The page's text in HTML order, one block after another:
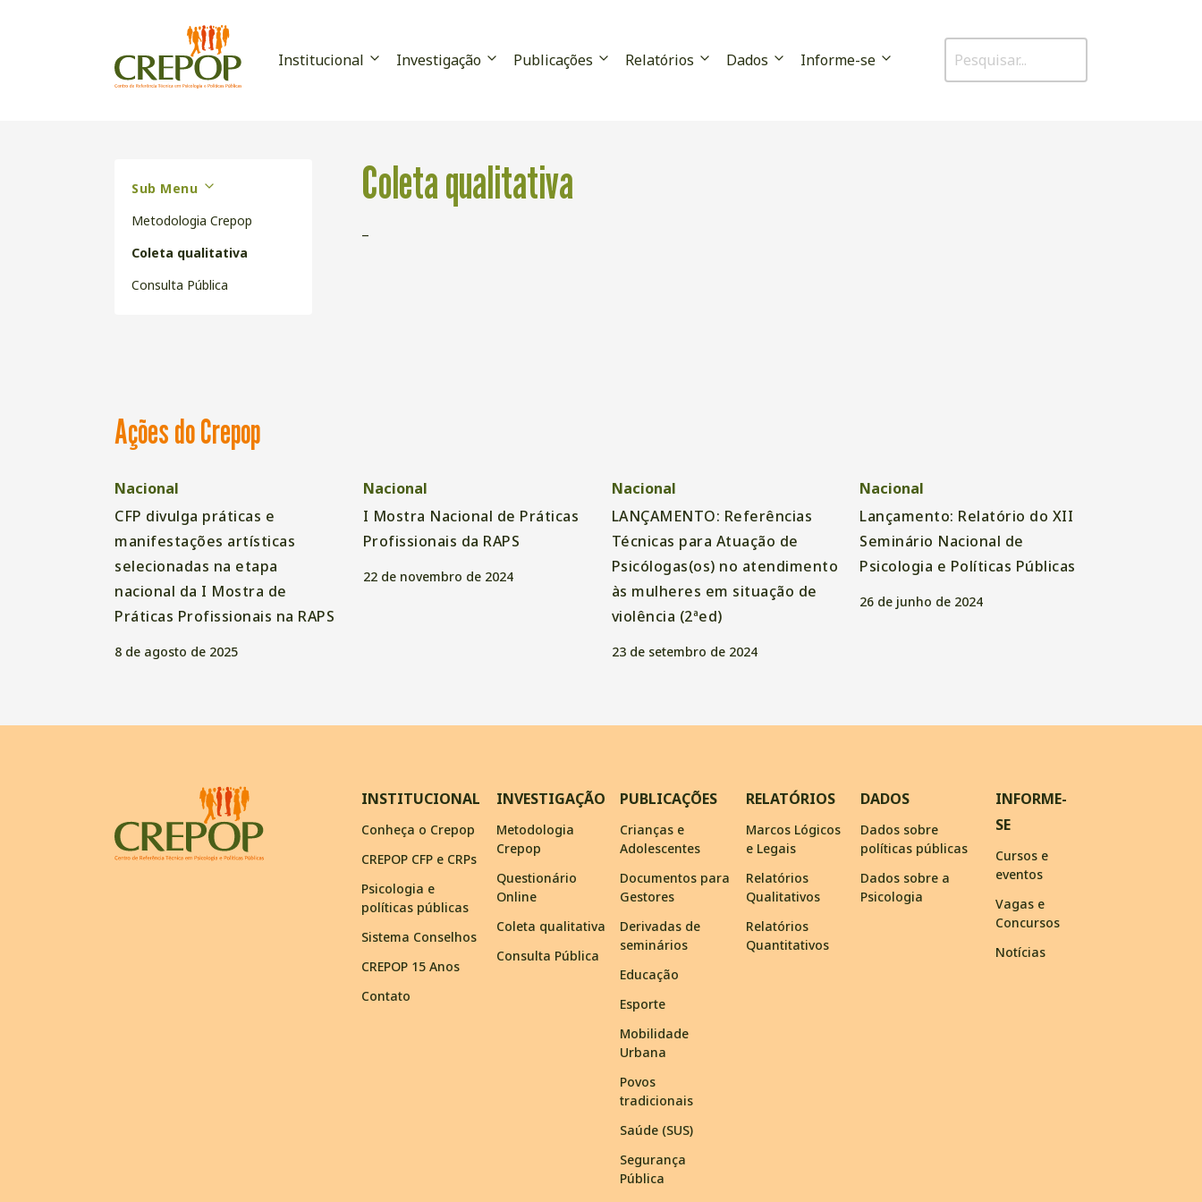
Institucional Investigação Publicações Relatórios Dados Informe-se
Sub Menu
Metodologia Crepop
Coleta qualitativa
Consulta Pública
Coleta qualitativa
–
Ações do Crepop
Nacional
CFP divulga práticas e
manifestações artísticas
selecionadas na etapa
nacional da I Mostra de
Práticas Profissionais na RAPS
8 de agosto de 2025
Nacional
I Mostra Nacional de Práticas
Profissionais da RAPS
22 de novembro de 2024
Nacional
LANÇAMENTO: Referências
Técnicas para Atuação de
Psicólogas(os) no atendimento
às mulheres em situação de
violência (2ªed)
23 de setembro de 2024
Nacional
Lançamento: Relatório do XII
Seminário Nacional de
Psicologia e Políticas Públicas
26 de junho de 2024
INSTITUCIONAL
Conheça o Crepop
CREPOP CFP e CRPs
Psicologia e
políticas públicas
Sistema Conselhos
CREPOP 15 Anos
Contato
INVESTIGAÇÃO
Metodologia
Crepop
Questionário
Online
Coleta qualitativa
Consulta Pública
PUBLICAÇÕES
Crianças e
Adolescentes
Documentos para
Gestores
Derivadas de
seminários
Educação
Esporte
Mobilidade
Urbana
Povos
tradicionais
Saúde (SUS)
Segurança
Pública
RELATÓRIOS
Marcos Lógicos
e Legais
Relatórios
Qualitativos
Relatórios
Quantitativos
DADOS
Dados sobre
políticas públicas
Dados sobre a
Psicologia
INFORME-
SE
Cursos e
eventos
Vagas e
Concursos
Notícias